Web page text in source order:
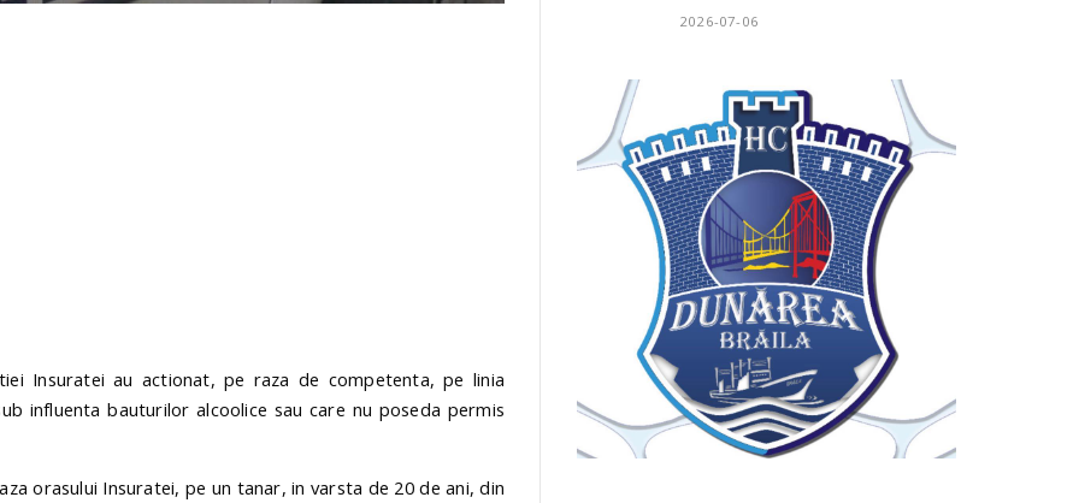
Insuratei au actionat, pe raza de competenta, pe linia
influenta bauturilor alcoolice sau care nu poseda permis
orasului Insuratei, pe un tanar, in varsta de 20 de ani, din
2026-07-06